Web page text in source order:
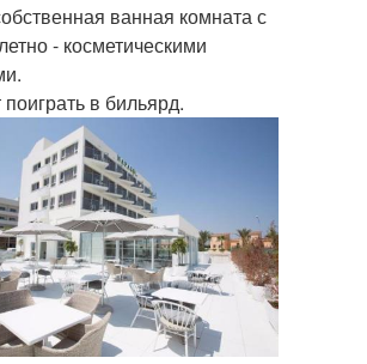
ванная комната с
- косметическими
поиграть в бильярд.